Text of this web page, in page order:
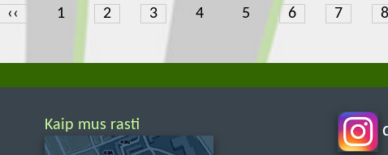
Previous
‹‹ Page
1 Page
2 Page
3 Page
4 Page
5 Page
6 Page
7 8
Kaip mus rasti